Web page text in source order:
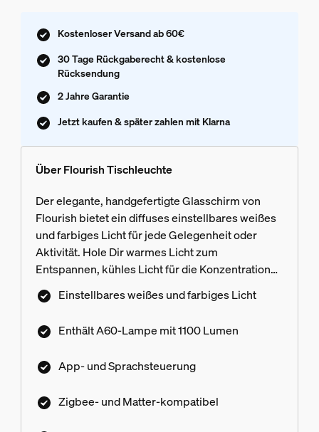
Kostenloser Versand ab 60€
30 Tage Rückgaberecht & kostenlose
Rücksendung
2 Jahre Garantie
Jetzt kaufen & später zahlen mit Klarna
Über Flourish Tischleuchte
Der elegante, handgefertigte Glasschirm von
Flourish bietet ein diffuses einstellbares weißes
und farbiges Licht für jede Gelegenheit oder
Aktivität. Hole Dir warmes Licht zum
Entspannen, kühles Licht für die Konzentration
und farbenfrohes Licht für ein perfektes
Ambiente. Die Matter-Kompatibilität ermöglicht
Geräten anderer Marken. Steuere die
und smarten Assistenten mit einer Hue Bridge
bedeutet, dass kein unbefugter Zugang zu
Einstellbares weißes und farbiges Licht
Enthält A60-Lampe mit 1100 Lumen
App- und Sprachsteuerung
Zigbee- und Matter-kompatibel